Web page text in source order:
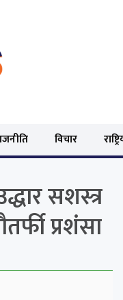
विचार
सशस्त्र
प्रशंसा